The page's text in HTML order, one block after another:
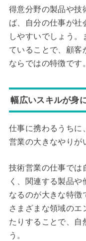
得意分野の製品や技
ば、自分の仕事が社
しやすいでしょう。
ていることで、顧客
ならではの特徴です。
幅広いスキルが身
仕事に携わるうちに
営業の大きなやりが
技術営業の仕事では
く、関連する製品
なるのが大きな特徴
さまざまな領域のエ
たりすることで、自
う。